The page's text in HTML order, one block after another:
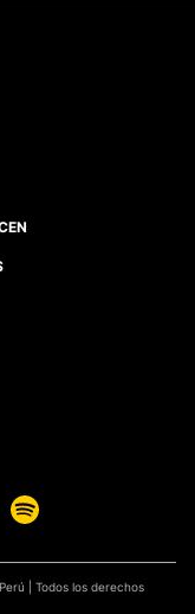
| Todos los derechos